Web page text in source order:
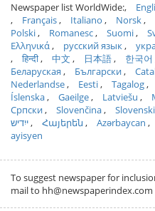
Newspaper list WorldWide:
Français
Italiano Norsk
Polski
Romanesc Suomi
Ελληνικά
русский язык
हिन्दी
中文 日本語 한국어
Беларуская
Български
Nederlandse
Eesti Tagalog
Íslenska
Gaeilge Latviešu
Српски
Slovenčina Slovenski
ייִדיש
Հայերեն Azərbaycan
ayisyen
To suggest newspaper for
mail to hh@newspaperindex.com